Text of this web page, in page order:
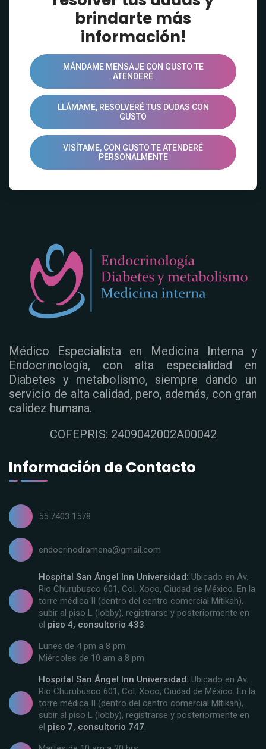
brindarte más
información!
MÁNDAME MENSAJE CON GUSTO TE
ATENDERÉ
LLÁMAME, RESOLVERÉ TUS DUDAS CON
GUSTO
VISÍTAME, CON GUSTO TE ATENDERÉ
PERSONALMENTE
Médico Especialista en Medicina Interna y
Endocrinología, con alta especialidad en
Diabetes y metabolismo, siempre dando un
servicio de alta calidad, pero, además, con gran
calidez humana.
COFEPRIS: 2409042002A00042
Información de Contacto
55 7403 1578
endocrinodramena@gmail.com
Hospital San Ángel Inn Universidad: Ubicado en Av.
Rio Churubusco 601, Col. Xoco, Ciudad de México. En la
torre médica II (dentro del centro comercial Mítikah),
subir al piso L (lobby), registrarse y posteriormente en
el piso 4, consultorio 433.
Lunes de 4 pm a 8 pm
Miércoles de 10 am a 8 pm
Hospital San Ángel Inn Universidad: Ubicado en Av.
Rio Churubusco 601, Col. Xoco, Ciudad de México. En la
torre médica II (dentro del centro comercial Mítikah),
subir al piso L (lobby), registrarse y posteriormente en
el piso 7, consultorio 747.